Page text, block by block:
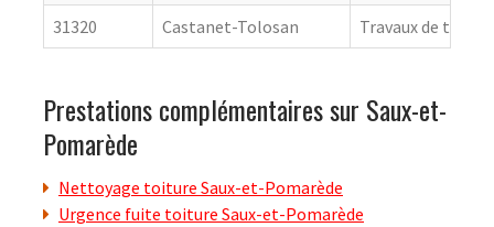
31320
Castanet-Tolosan Travaux de
Prestations complémentaires sur Saux-et-
Pomarède
Nettoyage toiture Saux-et-Pomarède
Urgence fuite toiture Saux-et-Pomarède